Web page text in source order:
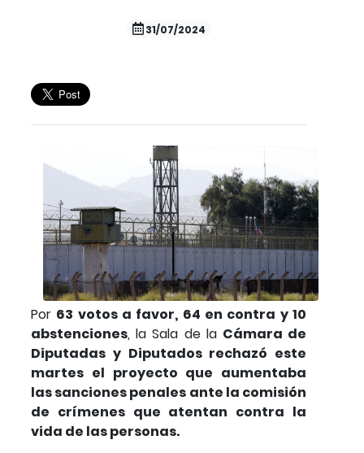
31/07/2024
Por 63 votos a favor, 64 en contra y 10
abstenciones, la Sala de la Cámara de
Diputadas y Diputados rechazó este
martes el proyecto que aumentaba
las sanciones penales ante la comisión
de crímenes que atentan contra la
vida de las personas.